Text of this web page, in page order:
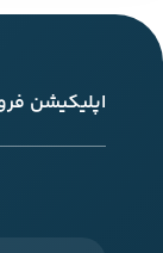
اپلیکیشن